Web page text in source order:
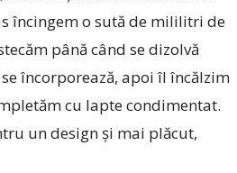
încingem o sută de mililitri de
până când se dizolvă
încorporează, apoi îl încălzim
cu lapte condimentat.
un design și mai plăcut,